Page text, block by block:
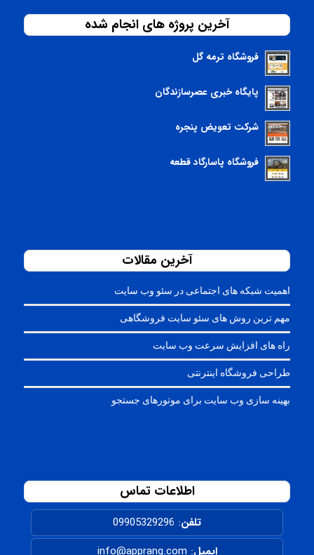
آخرین پروژه های انجام شده
فروشگاه ترمه گل
پایگاه خبری عصرسازندگان
شرکت تعویض پنجره
فروشگاه پاسارگاد قطعه
آخرین مقالات
اهمیت شبکه های اجتماعی در سئو وب سایت
مهم ترین روش های سئو سایت فروشگاهی
راه های افزایش سرعت وب سایت
طراحی فروشگاه اینترنتی
بهینه سازی وب سایت برای موتورهای جستجو
اطلاعات تماس
تلفن:
09905329296
ایمیل: info@apprang.com